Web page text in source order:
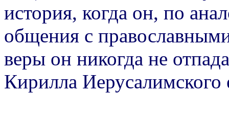
история, когда он, по
общения с
веры он никогда не
Кирилла